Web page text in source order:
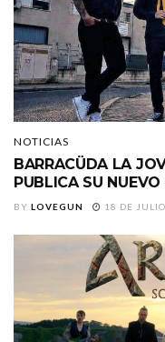
NOTICIAS
BARRACÜDA LA
PUBLICA SU
BY LOVEGUN 18 DE